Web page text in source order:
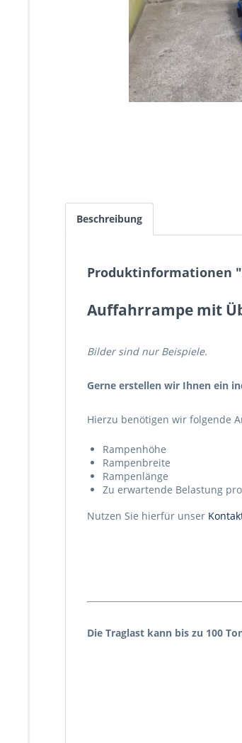
Beschreibung
Produktinformationen
Auffahrrampe mit
Bilder sind nur Beispiele.
Gerne erstellen wir Ihnen ein
Hierzu benötigen wir folgende
Rampenhöhe
Rampenbreite
Rampenlänge
Zu erwartende Belastung
Nutzen Sie hierfür unser
Die Traglast kann bis zu 100